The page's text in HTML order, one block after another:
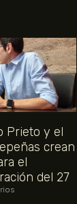
Prieto y el
crean
el
del 27